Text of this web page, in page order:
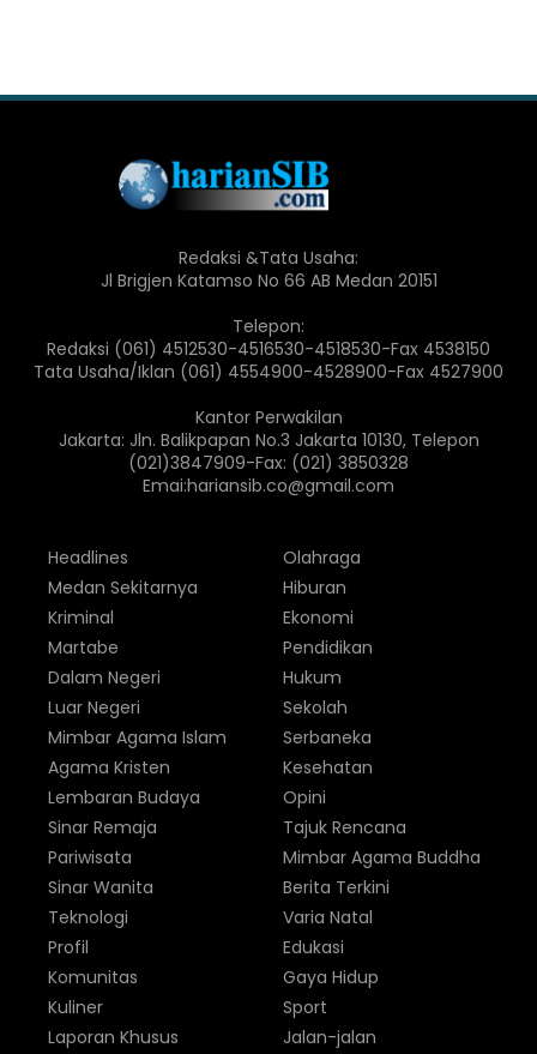
Redaksi &Tata Usaha:
Jl Brigjen Katamso No 66 AB Medan 20151
Telepon:
Redaksi (061) 4512530-4516530-4518530-Fax 4538150
Tata Usaha/Iklan (061) 4554900-4528900-Fax 4527900
Kantor Perwakilan
Jakarta: Jln. Balikpapan No.3 Jakarta 10130, Telepon
(021)3847909-Fax: (021) 3850328
Emai:hariansib.co@gmail.com
Headlines
Medan Sekitarnya
Kriminal
Martabe
Dalam Negeri
Luar Negeri
Olahraga
Hiburan
Ekonomi
Pendidikan
Hukum
Sekolah
Mimbar Agama Islam
Agama Kristen
Lembaran Budaya
Sinar Remaja
Pariwisata
Sinar Wanita
Serbaneka
Kesehatan
Opini
Tajuk Rencana
Mimbar Agama Buddha
Berita Terkini
Teknologi
Profil
Komunitas
Kuliner
Laporan Khusus
Varia Natal
Edukasi
Gaya Hidup
Sport
Jalan-jalan